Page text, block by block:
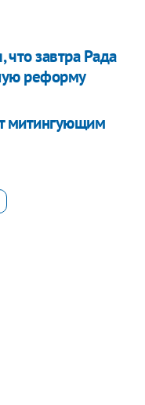
завтра Рада
реформу
митингующим